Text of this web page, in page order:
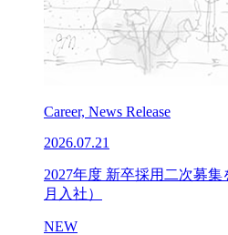
Career, News Release
2026.07.21
2027年度 新卒採用二次募
月入社）
NEW